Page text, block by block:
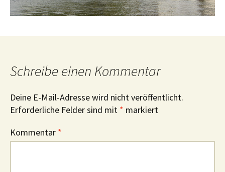
Schreibe einen Kommentar
Deine E-Mail-Adresse wird nicht veröffentlicht.
Erforderliche Felder sind mit * markiert
Kommentar *